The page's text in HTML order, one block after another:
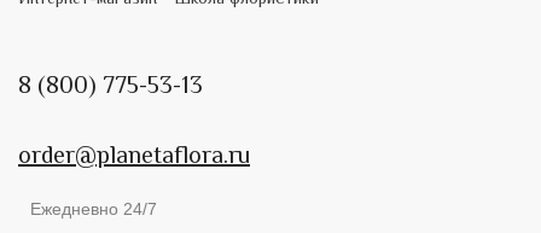
8 (800) 775-53-13
order@planetaflora.ru
Ежедневно 24/7